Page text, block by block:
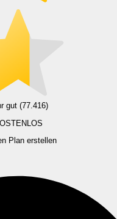
gut (77.416)
Plan erstellen